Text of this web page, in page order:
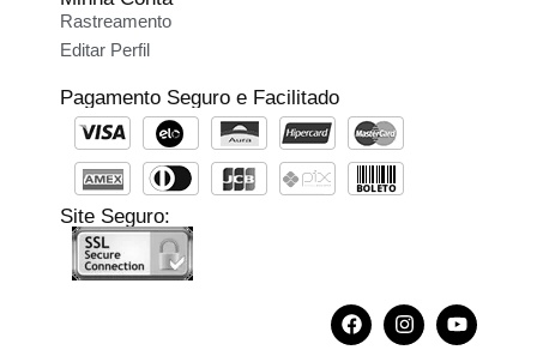
Rastreamento
Editar Perfil
Pagamento Seguro e Facilitado
Site Seguro: